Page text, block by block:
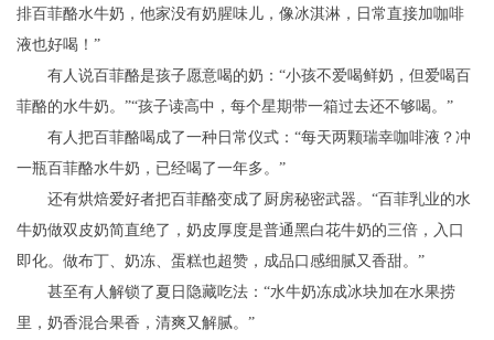
排百菲酪水牛奶，他家没有奶腥味儿，像冰淇淋，日常直接加咖啡
液也好喝！”
有人说百菲酪是孩子愿意喝的奶：“小孩不爱喝鲜奶，但爱喝百
菲酪的水牛奶。”“孩子读高中，每个星期带一箱过去还不够喝。”
有人把百菲酪喝成了一种日常仪式：“每天两颗瑞幸咖啡液？冲
一瓶百菲酪水牛奶，已经喝了一年多。”
还有烘焙爱好者把百菲酪变成了厨房秘密武器。“百菲乳业的水
牛奶做双皮奶简直绝了，奶皮厚度是普通黑白花牛奶的三倍，入口
即化。做布丁、奶冻、蛋糕也超赞，成品口感细腻又香甜。”
甚至有人解锁了夏日隐藏吃法：“水牛奶冻成冰块加在水果捞
里，奶香混合果香，清爽又解腻。”